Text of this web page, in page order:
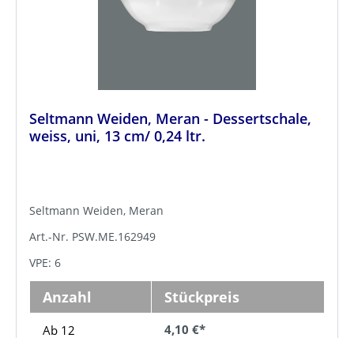
Seltmann Weiden, Meran - Dessertschale,
weiss, uni, 13 cm/ 0,24 ltr.
Seltmann Weiden, Meran
Art.-Nr. PSW.ME.162949
VPE: 6
Anzahl Stückpreis
Ab 12 4,10 €*